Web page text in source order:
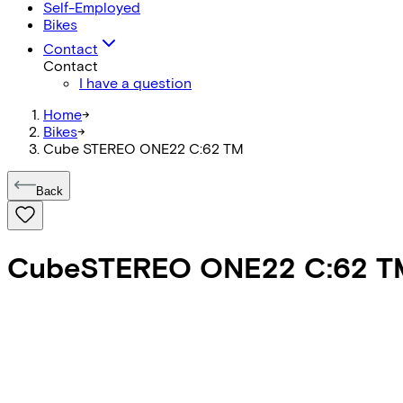
Self-Employed
Bikes
Contact
Contact
I have a question
Home->
Bikes->
Cube STEREO ONE22 C:62 TM
Back
CubeSTEREO ONE22 C:62